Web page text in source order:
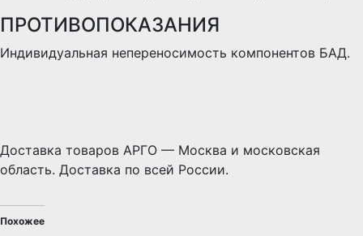
ПРОТИВОПОКАЗАНИЯ
Индивидуальная непереносимость компонентов БАД.
Доставка товаров АРГО — Москва и московская
область. Доставка по всей России.
Похожее